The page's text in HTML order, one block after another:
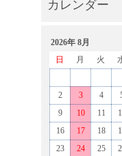
2026年 8月
日
月 火
2
3 4
9
10 11
16
17 18
23
24 25